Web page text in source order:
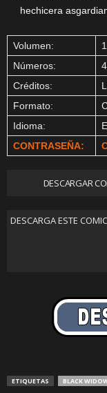
hechicera
Volumen:
1
Números:
4
Créditos:
Formato:
Idioma:
CONTRASEÑA:
DESCARGAR
DESCARGA ESTE
ETIQUETAS BLACK